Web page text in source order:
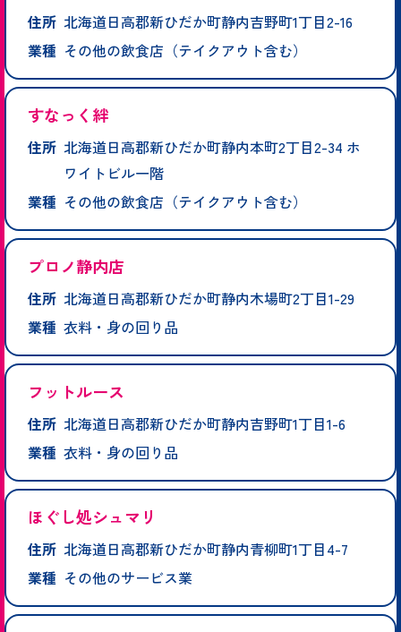
住所 北海道日高郡新ひだか町静内吉野町1丁目2-16
業種 その他の飲食店（テイクアウト含む）
すなっく絆
住所 北海道日高郡新ひだか町静内本町2丁目2-34 ホ
ワイトビル一階
業種 その他の飲食店（テイクアウト含む）
プロノ静内店
住所 北海道日高郡新ひだか町静内木場町2丁目1-29
業種 衣料・身の回り品
フットルース
住所 北海道日高郡新ひだか町静内吉野町1丁目1-6
業種 衣料・身の回り品
ほぐし処シュマリ
住所 北海道日高郡新ひだか町静内青柳町1丁目4-7
業種 その他のサービス業